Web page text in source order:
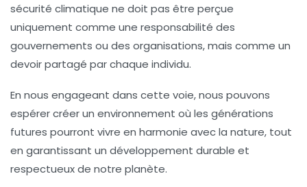
sécurité climatique ne doit pas être perçue
uniquement comme une responsabilité des
gouvernements ou des organisations, mais comme un
devoir partagé par chaque individu.
En nous engageant dans cette voie, nous pouvons
espérer créer un environnement où les générations
futures pourront vivre en harmonie avec la nature, tout
en garantissant un développement durable et
respectueux de notre planète.